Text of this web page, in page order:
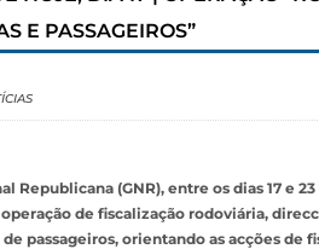
E PASSAGEIROS”
Republicana (GNR), entre os dias 17 e
de fiscalização rodoviária,
passageiros, orientando as acções de